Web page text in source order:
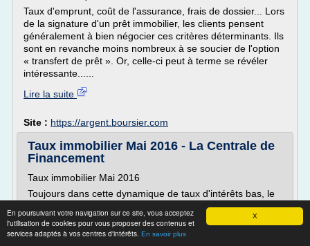
X
En poursuivant votre navigation sur ce site, vous acceptez
l'utilisation de cookies pour vous proposer des contenus et
services adaptés à vos centres d'intérêts. En savoir plus
Taux d'emprunt, coût de l'assurance, frais de dossier... Lors
de la signature d'un prêt immobilier, les clients pensent
généralement à bien négocier ces critères déterminants. Ils
sont en revanche moins nombreux à se soucier de l'option
« transfert de prêt ». Or, celle-ci peut à terme se révéler
intéressante......
Lire la suite
Site : https://argent.boursier.com
Taux immobilier Mai 2016 - La Centrale de
Financement
Taux immobilier Mai 2016
Toujours dans cette dynamique de taux d'intérêts bas, le
mois de Mai affiche encore une tendance baissière.
Consulter les taux immobiliers de juin 2016
Le meilleur taux immobilier de Mai 2016 par durée